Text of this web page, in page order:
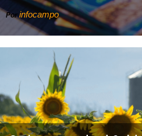
Por infocampo